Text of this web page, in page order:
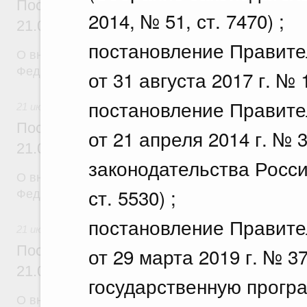
2014, № 51, ст. 7470) ;
постановление
от 31 августа 2017 г.
постановление
от 21 апреля 2014 г. №
законодательства
ст. 5530) ;
постановление
от 29 марта 2019 г. №
государственную
Постановление Правительства
21.07.2026 г. № 918
О внесении изменений в постановление
Федерации от 29 июня 2021 г. № 1049
Постановление Правительства
21.07.2026 г. № 920
О внесении изменений в постановление
Федерации от 30 сентября 2021 г. № 1661
Постановление Правительства
21.07.2026 г. № 919
О внесении изменения в постановление